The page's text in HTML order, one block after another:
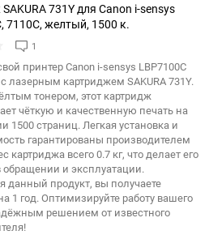
731Y для Canon i-sensys
7110C, желтый, 1500 к.
1
принтер Canon i-sensys LBP7100C
лазерным картриджем SAKURA 731Y.
тонером, этот картридж
чёткую и качественную печать на
1500 страниц. Легкая установка и
гарантированы производителем
картриджа всего 0.7 кг, что делает его
и эксплуатации.
данный продукт, вы получаете
1 год. Оптимизируйте работу вашего
решением от известного